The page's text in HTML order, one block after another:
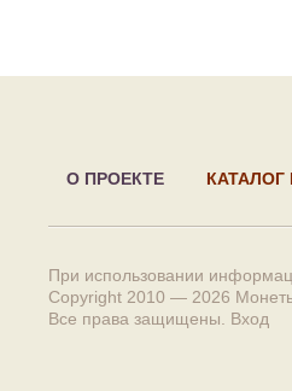
О ПРОЕКТЕ
При использовании
Copyright 2010 — 2026
Все права защищены. Вход